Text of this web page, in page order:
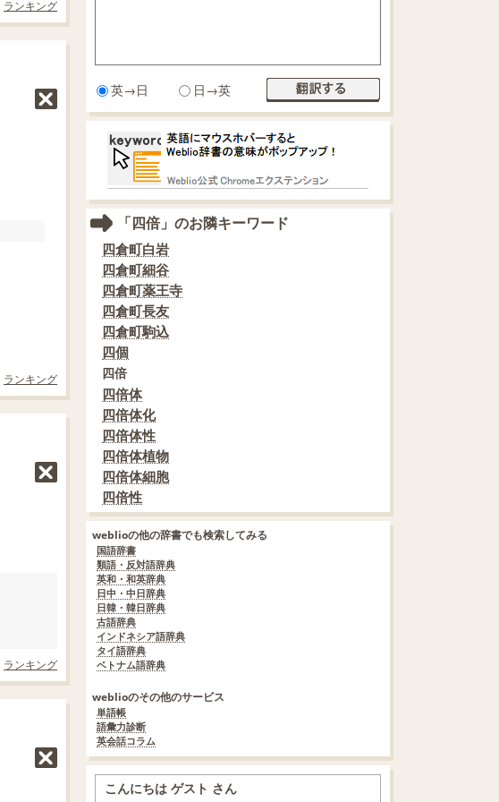
ランキング
ランキング
ランキング
英→日 日→英
「四倍」のお隣キーワード
四倉町白岩
四倉町細谷
四倉町薬王寺
四倉町長友
四倉町駒込
四個
四倍
四倍体
四倍体化
四倍体性
四倍体植物
四倍体細胞
四倍性
weblioの他の辞書でも検索してみる
国語辞書
類語・反対語辞典
英和・和英辞典
日中・中日辞典
日韓・韓日辞典
古語辞典
インドネシア語辞典
タイ語辞典
ベトナム語辞典
weblioのその他のサービス
単語帳
語彙力診断
英会話コラム
こんにちは ゲスト さん